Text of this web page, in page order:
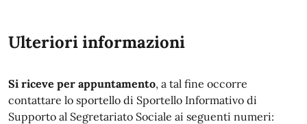
Ulteriori informazioni
Si riceve per appuntamento, a tal fine occorre
contattare lo sportello di Sportello Informativo di
Supporto al Segretariato Sociale ai seguenti numeri: